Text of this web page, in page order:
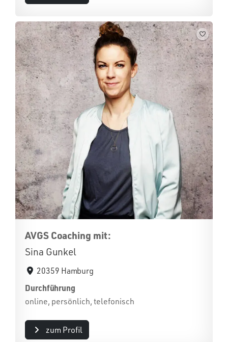
AVGS Coaching mit:
Sina Gunkel
20359 Hamburg
Durchführung
online, persönlich, telefonisch
zum Profil